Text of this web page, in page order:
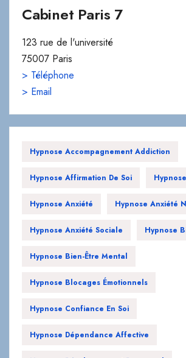
Cabinet Paris 7
123 rue de l'université
75007 Paris
> Téléphone
> Email
Hypnose Accompagnement Addiction
Hypnose Affirmation De Soi
Hypnose Anxiété Hypnose Anxiété
Hypnose Anxiété Sociale Hypnose
Hypnose Bien-Être Mental
Hypnose Blocages Émotionnels
Hypnose Confiance En Soi
Hypnose Dépendance Affective